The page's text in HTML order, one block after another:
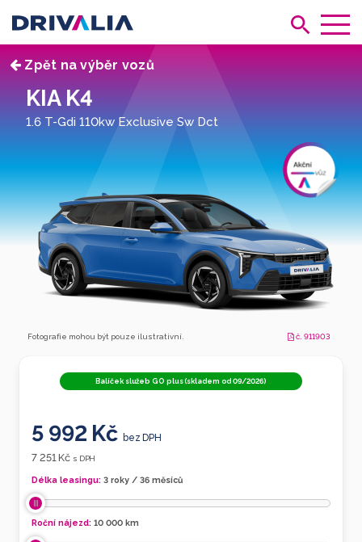
Zpět na výběr vozů
KIA K4
1.6 T-Gdi 110kw Exclusive Sw Dct
Fotografie mohou být pouze ilustrativní. č. 911903
Balíček služeb GO plus (skladem od 09/2026)
5 992 Kč bez DPH
7 251 Kč s DPH
Délka leasingu: 3 roky / 36 měsíců
Roční nájezd: 10 000 km